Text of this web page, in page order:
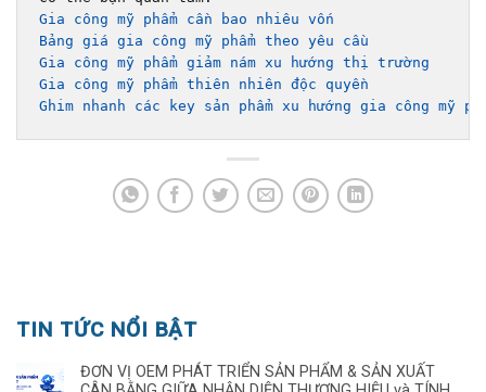
Gia công mỹ phẩm cần bao nhiêu vốn
Bảng giá gia công mỹ phẩm theo yêu cầu
Gia công mỹ phẩm giảm nám xu hướng thị trường
Gia công mỹ phẩm thiên nhiên độc quyền
Ghim nhanh các key sản phẩm xu hướng gia công mỹ
TIN TỨC NỔI BẬT
ĐƠN VỊ OEM PHÁT TRIỂN SẢN PHẨM & SẢN XUẤT